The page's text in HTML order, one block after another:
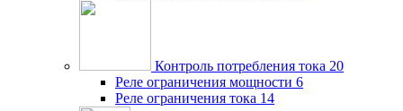
Контроль потребления тока 20
Реле ограничения мощности 6
Реле ограничения тока 14